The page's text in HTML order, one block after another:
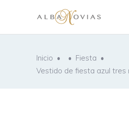
Inicio • • Fiesta •
Vestido de fiesta azul tres